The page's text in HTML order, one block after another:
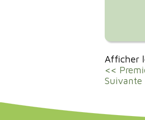
Afficher
<<
Suivante